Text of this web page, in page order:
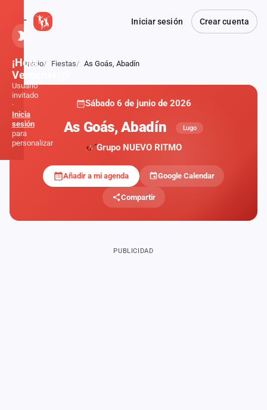
Iniciar sesión Crear cuenta
Atrás
Inicio Fiestas As Goás, Abadín
Sábado 6 de junio de 2026
As Goás, Abadín Lugo
Grupo NUEVO RITMO
Añadir a mi agenda Google Calendar
Compartir
PUBLICIDAD
¡Hola,
Verbener@!
Usuario
invitado
·
Inicia
sesión
para
personalizar